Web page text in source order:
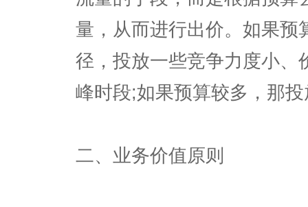
量，从而进行出价。如果预
径，投放一些竞争力度小、
峰时段;如果预算较多，那
二、业务价值原则